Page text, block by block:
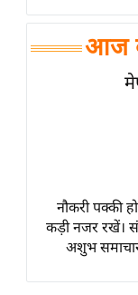
चाय पर
समीक्षा
व्रत
त्योहार
राशिफल
विशेष
आज
नौकरी पक्की
कड़ी नजर रखें।
अशुभ